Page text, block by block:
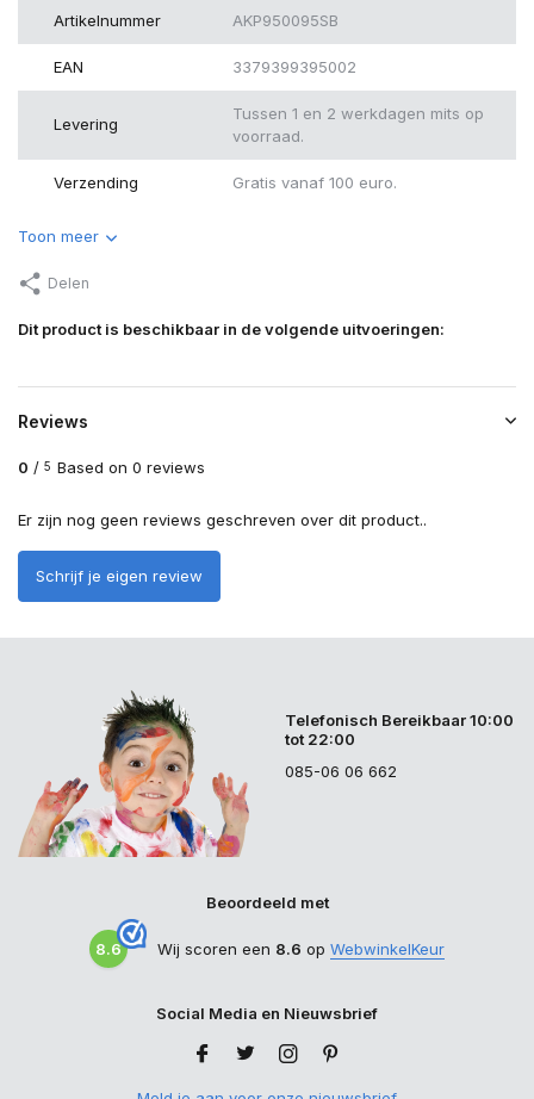
Artikelnummer AKP950095SB
EAN 3379399395002
Levering
Tussen 1 en 2 werkdagen mits op
voorraad.
Verzending Gratis vanaf 100 euro.
Toon meer
Delen
Dit product is beschikbaar in de volgende uitvoeringen:
Reviews
0 / 5 Based on 0 reviews
Er zijn nog geen reviews geschreven over dit product..
Schrijf je eigen review
Telefonisch Bereikbaar 10:00
tot 22:00
085-06 06 662
Beoordeeld met
8.6 Wij scoren een 8.6 op WebwinkelKeur
Social Media en Nieuwsbrief